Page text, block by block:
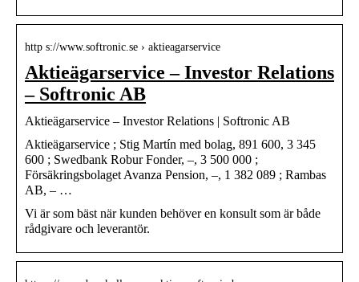
http s://www.softronic.se › aktieagarservice
Aktieägarservice – Investor Relations
– Softronic AB
Aktieägarservice – Investor Relations | Softronic AB
Aktieägarservice ; Stig Martín med bolag, 891 600, 3 345
600 ; Swedbank Robur Fonder, –, 3 500 000 ;
Försäkringsbolaget Avanza Pension, –, 1 382 089 ; Rambas
AB, – …
Vi är som bäst när kunden behöver en konsult som är både
rådgivare och leverantör.